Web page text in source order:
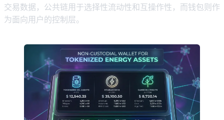
交易数据，公共链用于选择性流动性和互操作性，而钱包则作
为面向用户的控制层。